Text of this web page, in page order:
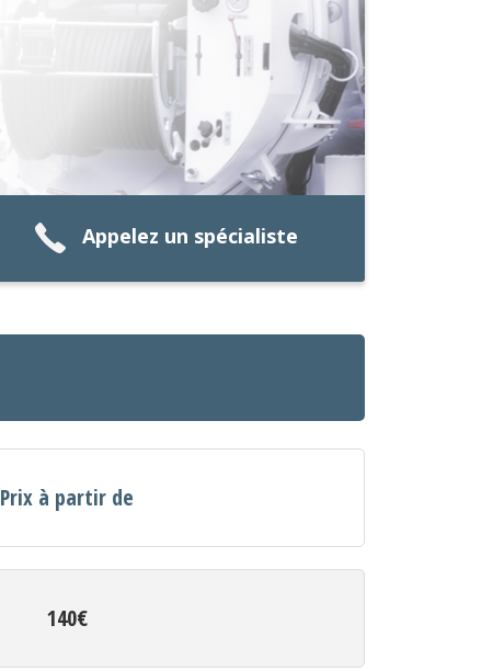
Appelez un spécialiste
Prix à partir de
140€